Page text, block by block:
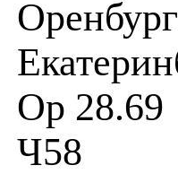
Ор 28.69
Ч58